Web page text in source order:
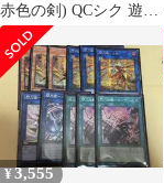
赤色の剣) QCシク 遊戯
王
¥3,555